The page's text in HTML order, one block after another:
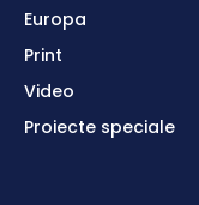
Europa
Print
Video
Proiecte speciale